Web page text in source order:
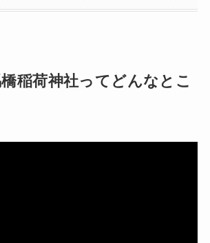
稲荷神社ってどんなとこ